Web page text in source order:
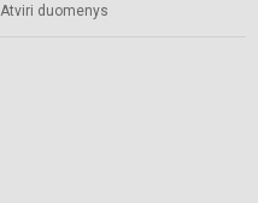
Atviri duomenys